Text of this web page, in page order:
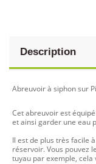
Description
Abreuvoir à siphon sur
Cet abreuvoir est
et ainsi garder une eau
Il est de plus très facile
réservoir. Vous pouvez
tuyau par exemple,